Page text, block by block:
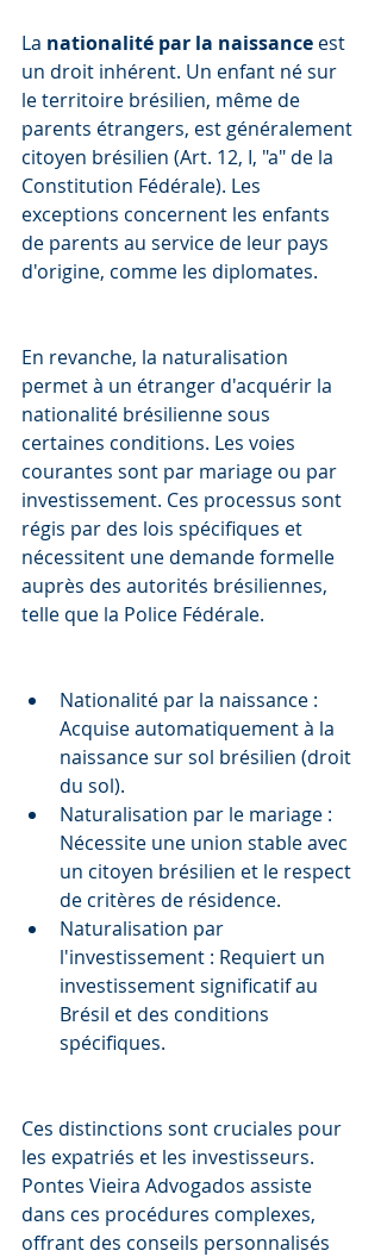
La nationalité par la naissance est
un droit inhérent. Un enfant né sur
le territoire brésilien, même de
parents étrangers, est généralement
citoyen brésilien (Art. 12, I, "a" de la
Constitution Fédérale). Les
exceptions concernent les enfants
de parents au service de leur pays
d'origine, comme les diplomates.
En revanche, la naturalisation
permet à un étranger d'acquérir la
nationalité brésilienne sous
certaines conditions. Les voies
courantes sont par mariage ou par
investissement. Ces processus sont
régis par des lois spécifiques et
nécessitent une demande formelle
auprès des autorités brésiliennes,
telle que la Police Fédérale.
Nationalité par la naissance :
Acquise automatiquement à la
naissance sur sol brésilien (droit
du sol).
Naturalisation par le mariage :
Nécessite une union stable avec
un citoyen brésilien et le respect
de critères de résidence.
Naturalisation par
l'investissement : Requiert un
investissement significatif au
Brésil et des conditions
spécifiques.
Ces distinctions sont cruciales pour
les expatriés et les investisseurs.
Pontes Vieira Advogados assiste
dans ces procédures complexes,
offrant des conseils personnalisés